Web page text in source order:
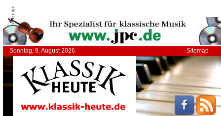
Anzeige
Sonntag, 9. August 2026 Sitemap